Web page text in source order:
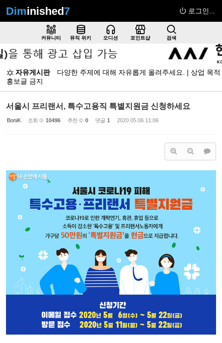
Diminished7 로그인...
커뮤니티 뮤직 위키 오디션 포인트샵 검색
자유게시판
다양한 주제에 대해 자유롭게 올려주세요. | 상업 목적
홍보글 금지
서울시 프리랜서, 특수고용직 특별지원금 신청하세요
BoniK 조회 수 10496 추천 수 0 댓글 1 2020.05.06 11:06
Sketchbook5, 스케치북5
Sketchbook5, 스케치북5